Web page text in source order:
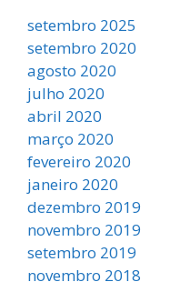
setembro 2025
setembro 2020
agosto 2020
julho 2020
abril 2020
março 2020
fevereiro 2020
janeiro 2020
dezembro 2019
novembro 2019
setembro 2019
novembro 2018